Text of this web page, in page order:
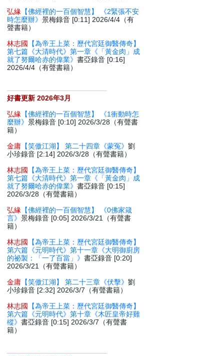
弘緣 【佛經裡的一百個智慧】 《2緊張不安
時怎麼辦》景梅錄音 [0:11] 2026/4/4（有
聲書籍）
林志國
【為帝王上菜：歷代宮廷御醫傳奇】
第七篇《大清時代》第一章《「黃金肉」成
就了努爾哈赤的偉業》書亞錄音 [0:16]
2026/4/4（有聲書籍）
好書更新 2026年3月
弘緣 【佛經裡的一百個智慧】 《1衝動時怎
麼辦》景梅錄音 [0:10] 2026/3/28（有聲書
籍）
金庸 【笑傲江湖】 第二十四章《蒙冤》劉
小珍錄音 [2:14] 2026/3/28（有聲書籍）
林志國
【為帝王上菜：歷代宮廷御醫傳奇】
第七篇《大清時代》第一章《「黃金肉」成
就了努爾哈赤的偉業》書亞錄音 [0:15]
2026/3/28（有聲書籍）
弘緣 【佛經裡的一百個智慧】 《0佛家箴
言》景梅錄音 [0:05] 2026/3/21（有聲書
籍）
林志國
【為帝王上菜：歷代宮廷御醫傳奇】
第六篇《元明時代》第十一章《大明御廚房
的祕製：「一了百當」》書亞錄音 [0:20]
2026/3/21（有聲書籍）
金庸 【笑傲江湖】 第二十三章《伏擊》劉
小珍錄音 [2:32] 2026/3/7（有聲書籍）
林志國
【為帝王上菜：歷代宮廷御醫傳奇】
第六篇《元明時代》第十章《木匠皇帝好雞
樅》書亞錄音 [0:15] 2026/3/7（有聲書
籍）